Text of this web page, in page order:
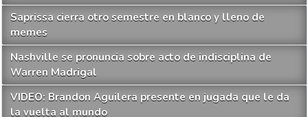
Saprissa cierra otro semestre en blanco y lleno de
memes
Nashville se pronuncia sobre acto de indisciplina de
Warren Madrigal
VIDEO: Brandon Aguilera presente en jugada que le da
la vuelta al mundo